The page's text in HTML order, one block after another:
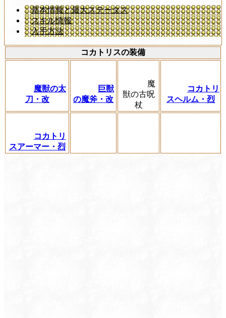
基本情報と最大ステータス
スキル情報
入手方法
コカトリスの装備
魔獣の太
刀・改
巨獣
の魔斧・改
魔
獣の古呪
杖
コカトリ
スヘルム・烈
コカトリ
スアーマー・烈